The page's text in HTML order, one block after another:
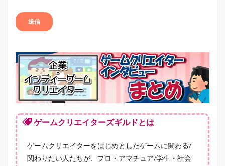
ゲームクリエイターズギルドとは
ゲームクリエイターをはじめとしたゲームに関わる/
関わりたい人たちが、プロ・アマチュア/学生・社会